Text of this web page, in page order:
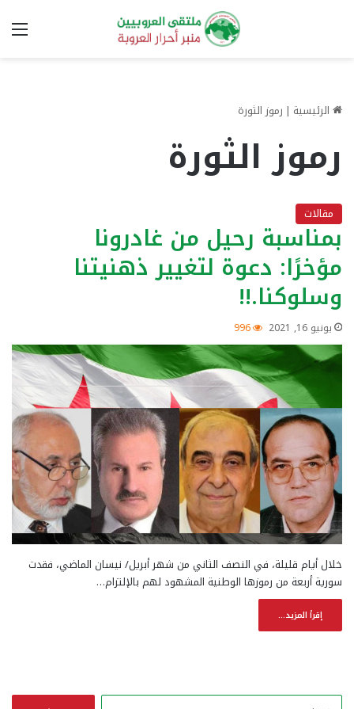
الرئيسية | رموز الثورة
رموز الثورة
مقالات
بمناسبة رحيل من غادرونا
مؤخرًا: دعوة لتغيير ذهنيتنا
وسلوكنا.!!
يونيو 16, 2021 996
خلال أيام قليلة، في النصف الثاني من شهر أبريل/ نيسان الماضي، فقدت
سورية أربعة من رموزها الوطنية المشهود لهم بالإلتزام…
إقرأ المزيد...